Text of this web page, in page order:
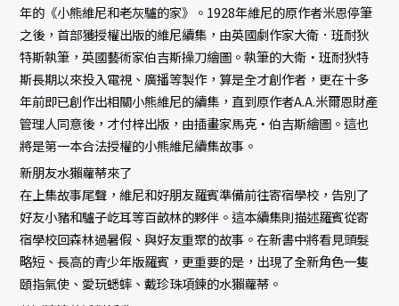
年的《小熊維尼和老灰驢的家》。1928年維尼的原作者米恩停筆
之後，首部獲授權出版的維尼續集，由英國劇作家大衛．班耐狄
特斯執筆，英國藝術家伯吉斯操刀繪圖。執筆的大衛‧班耐狄特
斯長期以來投入電視、廣播等製作，算是全才創作者，更在十多
年前即已創作出相關小熊維尼的續集，直到原作者A.A.米爾恩財產
管理人同意後，才付梓出版，由插畫家馬克‧伯吉斯繪圖。這也
將是第一本合法授權的小熊維尼續集故事。
新朋友水獺蘿蒂來了
在上集故事尾聲，維尼和好朋友羅賓準備前往寄宿學校，告別了
好友小豬和驢子屹耳等百畝林的夥伴。這本續集則描述羅賓從寄
宿學校回森林過暑假、與好友重聚的故事。在新書中將看見頭髮
略短、長高的青少年版羅賓，更重要的是，出現了全新角色――一隻
頤指氣使、愛玩蟋蟀、戴珍珠項鍊的水獺蘿蒂。